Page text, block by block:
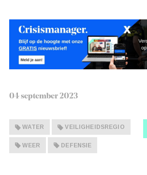
04 september 2023
WATER VEILIGHEIDSREGIO
WEER DEFENSIE